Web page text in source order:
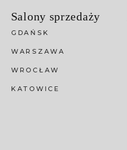
Salony sprzedaży
GDAŃSK
WARSZAWA
WROCŁAW
KATOWICE